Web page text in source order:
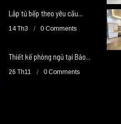
Lắp tủ bếp theo yêu cầu...
14 Th3 0 Comments
Thiết kế phòng ngủ tại Bảo...
26 Th11 0 Comments